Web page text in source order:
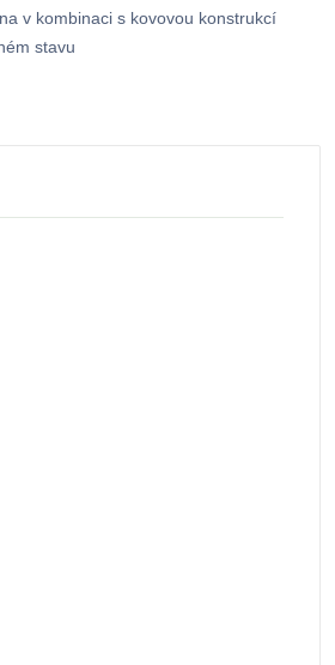
v kombinaci s kovovou konstrukcí
stavu